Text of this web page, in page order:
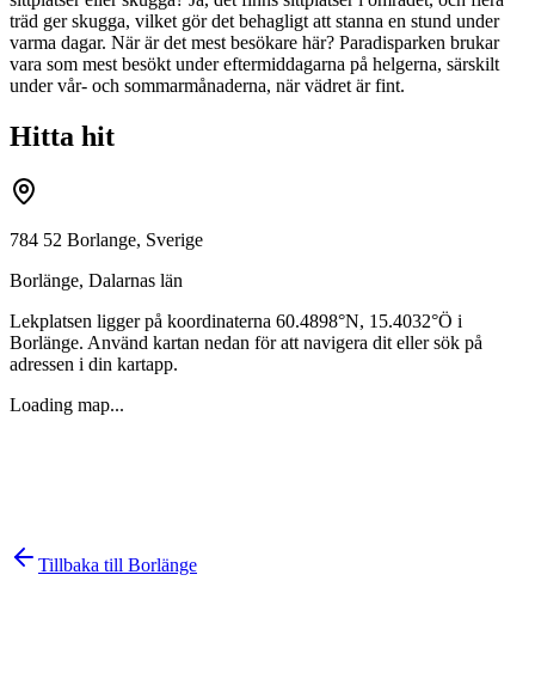
träd ger skugga, vilket gör det behagligt att stanna en stund under
varma dagar. När är det mest besökare här? Paradisparken brukar
vara som mest besökt under eftermiddagarna på helgerna, särskilt
under vår- och sommarmånaderna, när vädret är fint.
Hitta hit
784 52 Borlange, Sverige
Borlänge, Dalarnas län
Lekplatsen ligger på koordinaterna 60.4898°N, 15.4032°Ö i
Borlänge. Använd kartan nedan för att navigera dit eller sök på
adressen i din kartapp.
Loading map...
Tillbaka till Borlänge